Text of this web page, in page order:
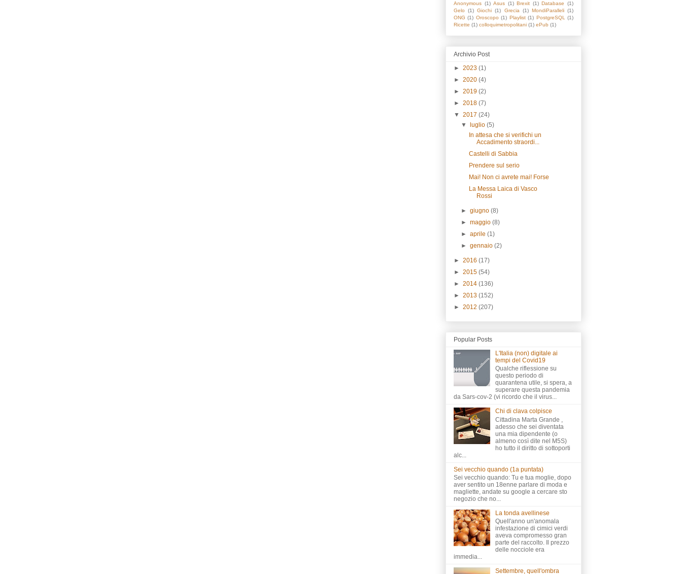
Anonymous (1) Asus (1) Brexit (1) Database
(1)
Gelo
(1) Giochi (1) Grecia (1) MondiParalleli (1)
ONG (1) Oroscopo (1) Playlist (1) PostgreSQL (1)
Ricette (1) colloquimetropolitani (1) ePub (1)
Archivio Post
► 2023 (1)
► 2020 (4)
► 2019 (2)
► 2018 (7)
▼ 2017 (24)
▼luglio(5)
In attesa che si verifichi un
Accadimento straordi...
Castelli di Sabbia
Prendere sul serio
Mai! Non ci avrete mai! Forse
La Messa Laica di Vasco
Rossi
►giugno(8)
►maggio(8)
►aprile(1)
►gennaio(2)
► 2016 (17)
► 2015 (54)
► 2014 (136)
► 2013 (152)
► 2012 (207)
Popular Posts
L'Italia (non) digitale ai
tempi del Covid19
Qualche riflessione su
questo periodo di
quarantena utile, si spera, a
superare questa pandemia
da Sars-cov-2 (vi ricordo che il virus...
Chi di clava colpisce
Cittadina Marta Grande ,
adesso che sei diventata
una mia dipendente (o
almeno così dite nel M5S)
ho tutto il diritto di sottoporti
alc...
Sei vecchio quando (1a puntata)
Sei vecchio quando: Tu e tua moglie, dopo
aver sentito un 18enne parlare di moda e
magliette, andate su google a cercare sto
negozio che no...
La tonda avellinese
Quell'anno un'anomala
infestazione di cimici verdi
aveva compromesso gran
parte del raccolto. Il prezzo
delle nocciole era
immedia...
Settembre, quell'ombra